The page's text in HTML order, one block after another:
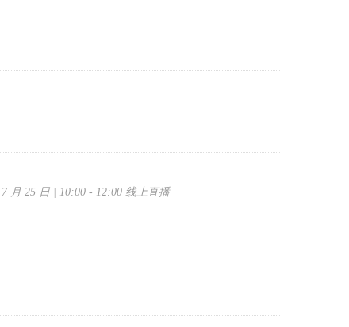
月 25 日 | 10:00 - 12:00 线上直播